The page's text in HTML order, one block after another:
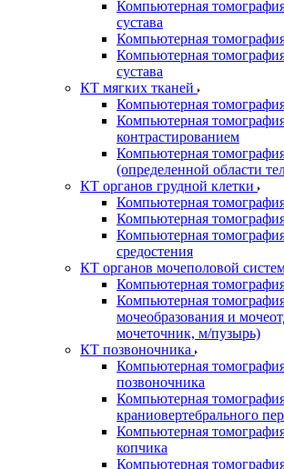
Компьютерная
сустава
Компьютерная
Компьютерная
сустава
КТ мягких тканей
Компьютерная
Компьютерная
контрастированием
Компьютерная
(определенной области
КТ органов грудной клетки
Компьютерная
Компьютерная
Компьютерная
средостения
КТ органов мочеполовой
Компьютерная
Компьютерная
мочеобразования и
мочеточник, м/пузырь)
КТ позвоночника
Компьютерная
позвоночника
Компьютерная
краниовертебрального
Компьютерная
копчика
Компьютерная